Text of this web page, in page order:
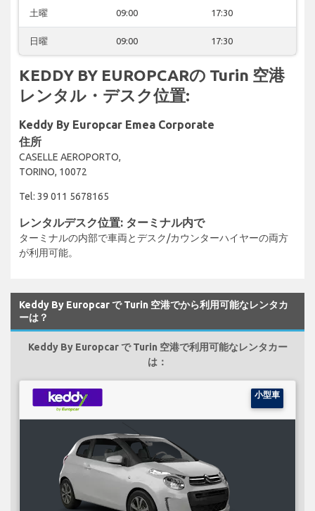
土曜 09:00 17:30
日曜 09:00 17:30
KEDDY BY EUROPCARの Turin 空港
レンタル・デスク位置:
Keddy By Europcar Emea Corporate
住所
CASELLE AEROPORTO,
TORINO, 10072
Tel: 39 011 5678165
レンタルデスク位置: ターミナル内で
ターミナルの内部で車両とデスク/カウンターハイヤーの両方
が利用可能。
Keddy By Europcar で Turin 空港でから利用可能なレンタカ
ーは？
Keddy By Europcar で Turin 空港で利用可能なレンタカー
は：
小型車